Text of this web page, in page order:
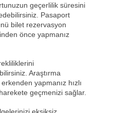
geçerlilik süresini
Pasaport
bilet rezervasyon
önce yapmanız
Araştırma
yapmanız hızlı
geçmenizi sağlar.
eksiksiz